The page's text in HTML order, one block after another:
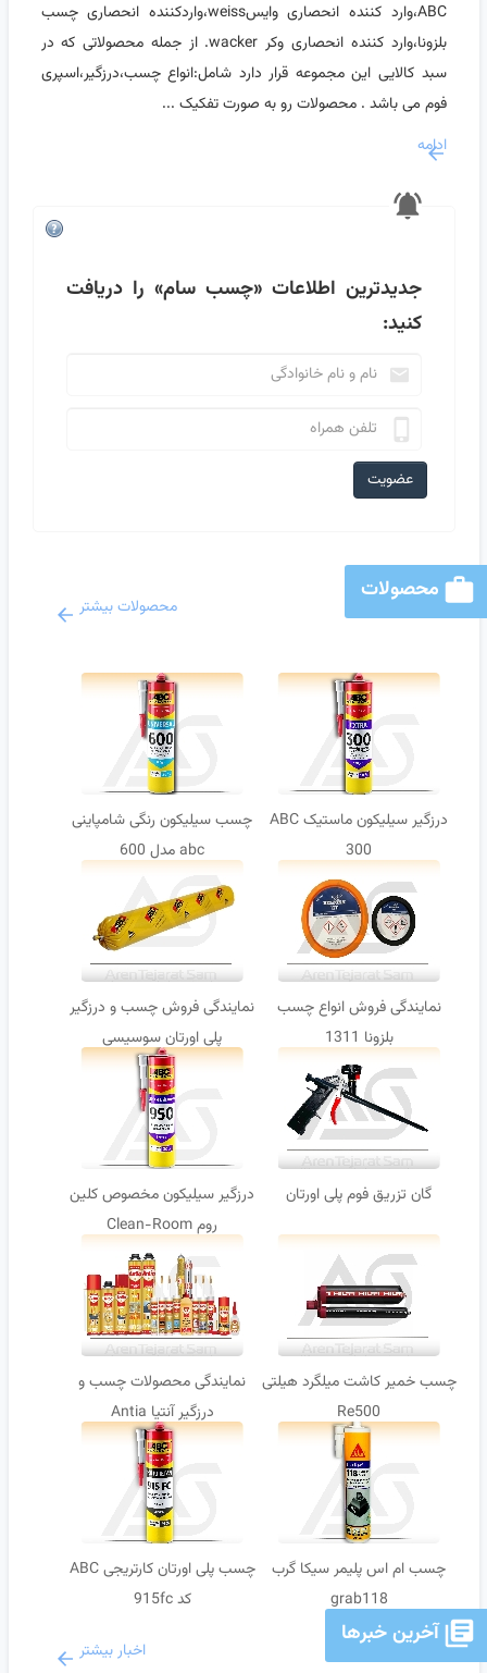
ABC،وارد کننده انحصاری وایسweiss،واردکننده انحصاری چسب
بلزونا،وارد کننده انحصاری وکر wacker. از جمله محصولاتی که در
سبد کالایی این مجموعه قرار دارد شامل:انواع چسب،درزگیر،اسپری
فوم می باشد . محصولات رو به صورت تفکیک ...
ادامه
جدیدترین اطلاعات«چسب سام» را دریافت
کنید:
عضویت
محصولات
محصولات بیشتر
درزگیر سیلیکون ماستیک ABC
300
چسب سیلیکون رنگی شامپاینی
abc مدل 600
نمایندگی فروش انواع چسب
بلزونا 1311
نمایندگی فروش چسب و درزگیر
پلی اورتان سوسیسی
گان تزریق فوم پلی اورتان
درزگیر سیلیکون مخصوص کلین
روم Clean-Room
چسب خمیر کاشت میلگرد هیلتی
Re500
نمایندگی محصولات چسب و
درزگیر آنتیا Antia
چسب ام اس پلیمر سیکا گرب
grab118
چسب پلی اورتان کارتریجی ABC
کد 915fc
آخرین خبرها
اخبار بیشتر